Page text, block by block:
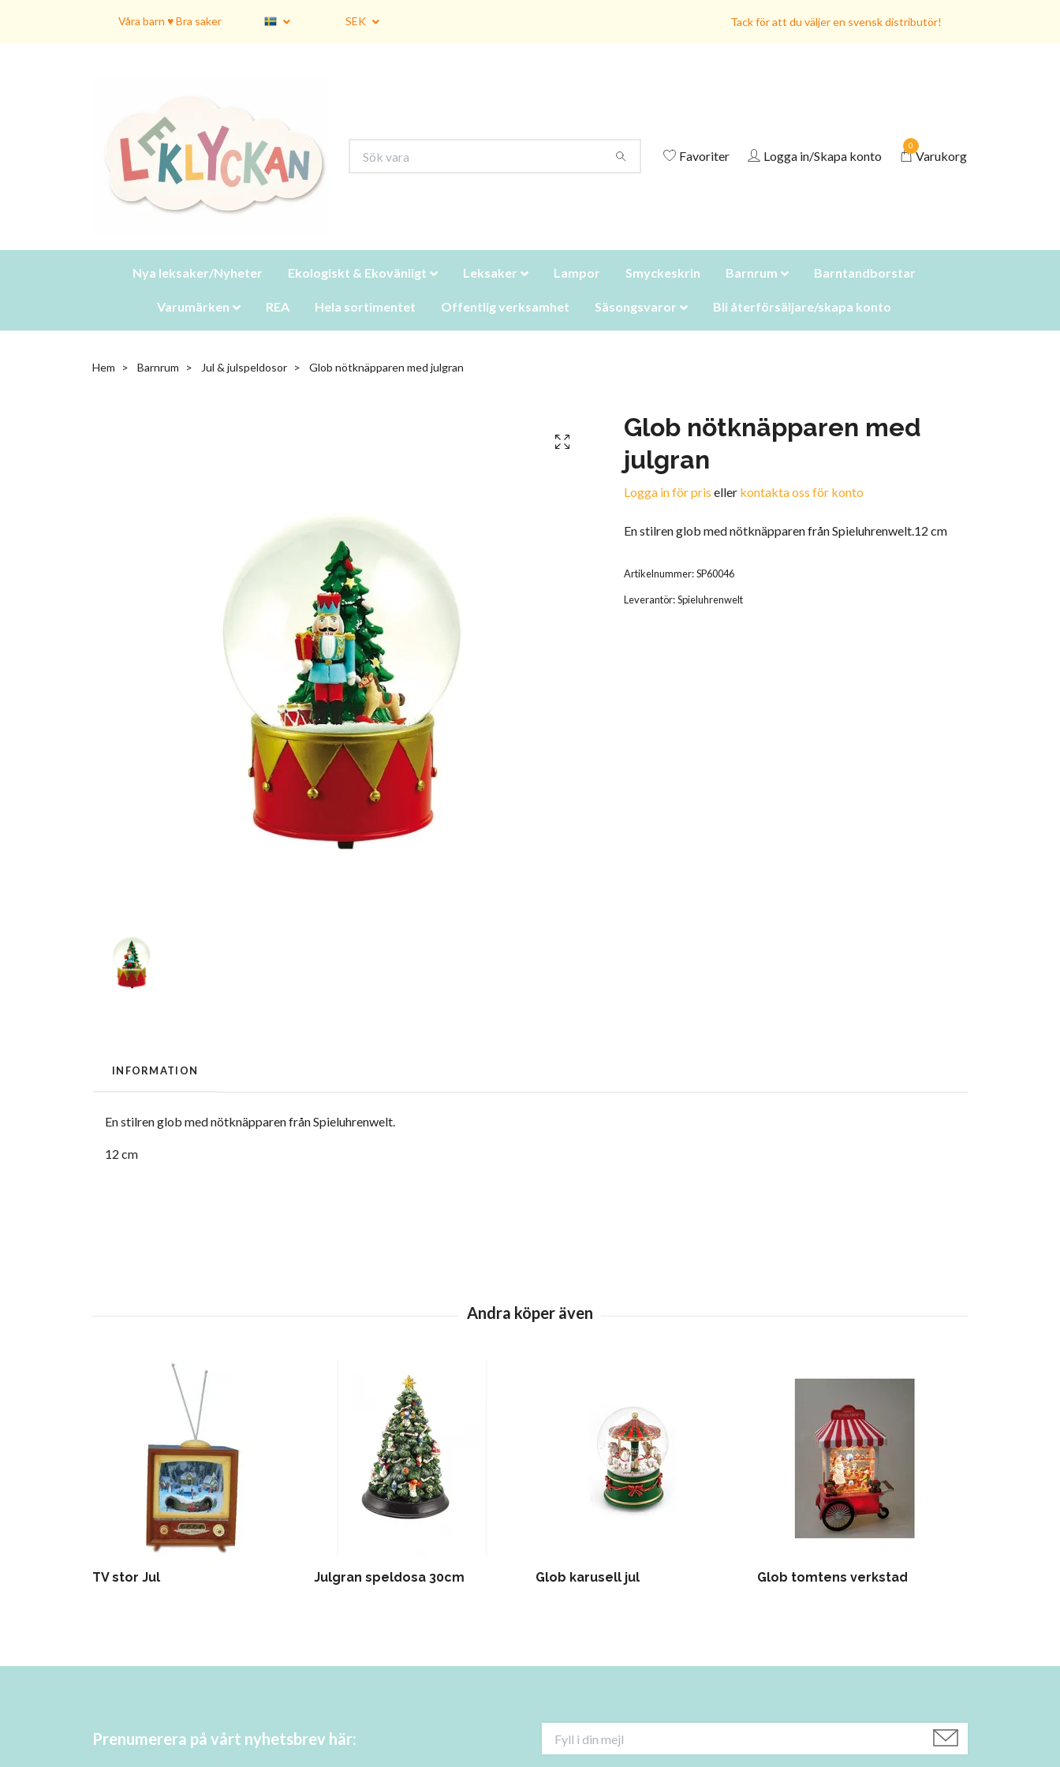
Våra barn ♥ Bra saker SEK Tack för att du väljer en svensk distributör!
Favoriter Logga in/Skapa konto
0
Varukorg
Nya leksaker/Nyheter Ekologiskt & Ekovänligt Leksaker Lampor Smyckeskrin Barnrum Barntandborstar
Varumärken REA Hela sortimentet Offentlig verksamhet Säsongsvaror Bli återförsäljare/skapa konto
Hem Barnrum Jul & julspeldosor Glob nötknäpparen med julgran
Glob nötknäpparen med
julgran
Logga in för pris eller kontakta oss för konto
En stilren glob med nötknäpparen från Spieluhrenwelt.12 cm
Artikelnummer:SP60046
Leverantör:Spieluhrenwelt
INFORMATION
En stilren glob med nötknäpparen från Spieluhrenwelt.
12 cm
TV stor Jul Julgran speldosa 30cm Glob karusell jul Glob tomtens verkstad
Prenumerera på vårt nyhetsbrev här: